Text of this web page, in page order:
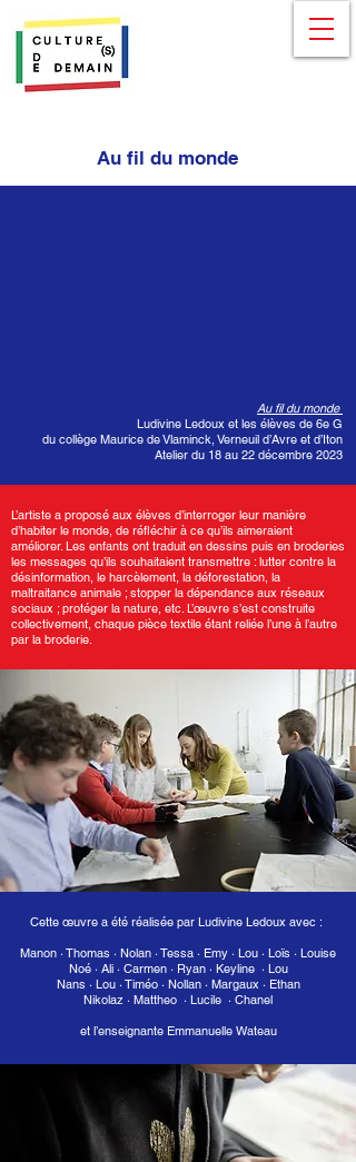
Au fil du monde
Au fil du monde
Ludivine Ledoux et les élèves de 6e G
du collège Maurice de Vlaminck, Verneuil d’Avre et d’Iton
Atelier du 18 au 22 décembre 2023
L’artiste a proposé aux élèves d’interroger leur manière
d’habiter le monde, de réﬂéchir à ce qu’ils aimeraient
améliorer. Les enfants ont traduit en dessins puis en broderies
les messages qu’ils souhaitaient transmettre : lutter contre la
désinformation, le harcèlement, la déforestation, la
maltraitance animale ; stopper la dépendance aux réseaux
sociaux ; protéger la nature, etc. L’œuvre s’est construite
collectivement, chaque pièce textile étant reliée l’une à l’autre
par la broderie.
Cette œuvre a été réalisée par Ludivine Ledoux avec :
Manon · Thomas · Nolan · Tessa · Emy · Lou · Loïs · Louise
Noé · Ali · Carmen · Ryan · Keyline · Lou
Nans · Lou · Timéo · Nollan · Margaux · Ethan
Nikolaz · Mattheo · Lucile · Chanel
et l’enseignante Emmanuelle Wateau